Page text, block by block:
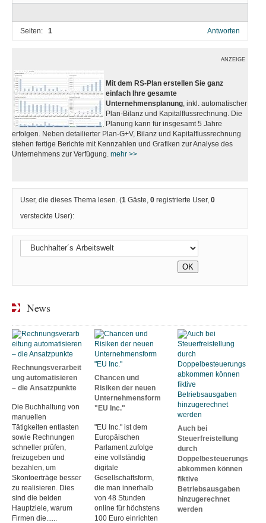
Seiten: 1 Antworten
ANZEIGE
Mit dem RS-Plan erstellen Sie ganz
einfach Ihre gesamte
Unternehmensplanung , inkl. automatischer
Plan-Bilanz und Kapitalflussrechnung. Die
Planung kann für insgesamt 5 Jahre
erfolgen. Neben detailierter Plan-G+V, Bilanz und Kapitalflussrechnung
stehen fertige Berichte mit Kennzahlen und Grafiken zur Analyse des
Unternehmens zur Verfügung. mehr >>
User, die dieses Thema lesen. (1 Gäste,0 registrierte User,0
versteckte User):
News
Rechnungsverarbeit
ung automatisieren
– die Ansatzpunkte
Die Buchhaltung von
manuellen
Tätigkeiten entlasten
sowie Rechnungen
schneller prüfen,
freizugeben und
bezahlen, um
Skontoerträge besser
zu realisieren. Dies
sind die beiden
Hauptziele, warum
Firmen die......
Chancen und
Risiken der neuen
Unternehmensform
"EU Inc."
"EU Inc." ist dem
Europäischen
Parlament zufolge
eine vollständig
digitale
Gesellschaftsform,
die man innerhalb
von 48 Stunden
online für höchstens
100 Euro einrichten
Auch bei
Steuerfreistellung
durch
Doppelbesteuerungs
abkommen können
fiktive
Betriebsausgaben
hinzugerechnet
werden